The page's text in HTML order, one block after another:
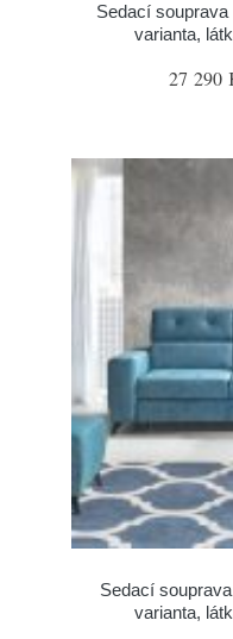
Sedací
varianta,
27 290
Sedací
varianta,